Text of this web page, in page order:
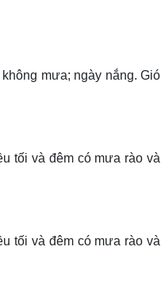
mưa; ngày nắng. Gió
tối và đêm có mưa rào và
tối và đêm có mưa rào và